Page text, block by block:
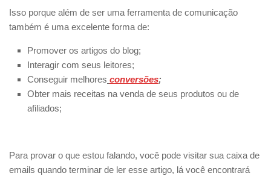
Isso porque além de ser uma ferramenta de comunicação
também é uma excelente forma de:
Promover os artigos do blog;
Interagir com seus leitores;
Conseguir melhores conversões;
Obter mais receitas na venda de seus produtos ou de
afiliados;
Para provar o que estou falando, você pode visitar sua caixa de
emails quando terminar de ler esse artigo, lá você encontrará